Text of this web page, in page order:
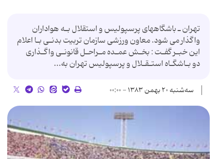
دو بـاشگـاه‎ استـقـلال‎ و پرسپولیس‎ تهران‎ به...
سه‌شنبه ۲۰ بهمن ۱۳۸۳ - ۰۰:۰۰